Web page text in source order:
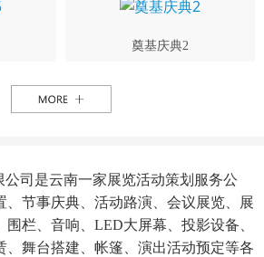
奠基庆典2
司是云南一家展览活动策划服务公
、节事庆典、活动路演、会议展览、展
栏、音响、LED大屏幕、投影设备、
、舞台搭建、帐篷、演出活动预定等各